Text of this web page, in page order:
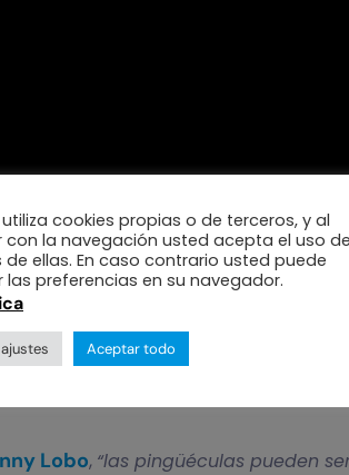
de forma casual o por
se puede producir un cuadro
Lobo, “las pingüéculas pueden
cookies propias o de terceros, y al
con la navegación usted acepta el uso de
ellas. En caso contrario usted puede
preferencias en su navegador.
Aceptar todo